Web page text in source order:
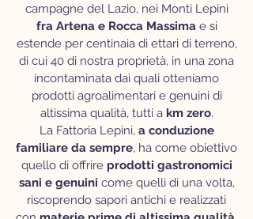
campagne del Lazio, nei Monti Lepini
fra Artena e Rocca Massimae si
estende per centinaia di ettari di terreno,
di cui 40 di nostra proprietà, in una zona
incontaminata dai quali otteniamo
prodotti agroalimentari e genuini di
altissima qualità, tutti a km zero.
La Fattoria Lepini, a conduzione
familiare da sempre, ha come obiettivo
quello di offrire prodotti gastronomici
sani e genuini come quelli di una volta,
riscoprendo sapori antichi e realizzati